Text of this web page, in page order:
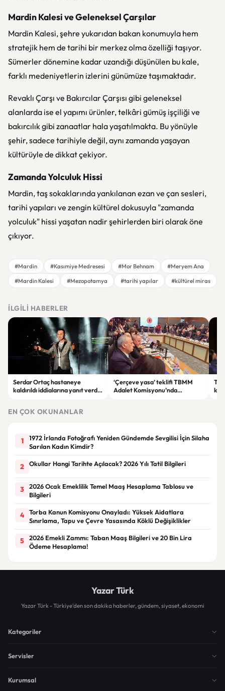
Mardin Kalesi ve Geleneksel Çarşılar
Mardin Kalesi, şehre yukarıdan bakan konumuyla hem
stratejik hem de tarihi bir merkez olma özelliği taşıyor.
Sümerler dönemine kadar uzandığı düşünülen bu kale,
farklı medeniyetlerin izlerini günümüze taşımaktadır.
Revaklı Çarşı ve Bakırcılar Çarşısı gibi geleneksel
alanlarda ise el yapımı ürünler, telkâri gümüş işçiliği ve
bakırcılık gibi zanaatlar hala yaşatılmakta. Bu yönüyle
şehir, sadece tarihiyle değil, aynı zamanda yaşayan
kültürüyle de dikkat çekiyor.
Zamanda Yolculuk Hissi
Mardin, taş sokaklarında yankılanan ezan ve çan sesleri,
tarihi yapıları ve zengin kültürel dokusuyla "zamanda
yolculuk" hissi yaşatan nadir şehirlerden biri olarak öne
çıkıyor.
#Mardin #Kasımiye Medresesi #Mor Behnam
#Meryem Ana
#Mardin Kalesi
#Mezopotamya #tarihi yapılar #kültürel miras
İLGILI HABERLER
Serdar Ortaç hastaneye
kaldırıldı iddialarına yanıt verdi:
‘Çerçeve yasa’ teklifi TBMM
Adalet Komisyonu’nda
EN ÇOK OKUNANLAR
1
1972 İrlanda Fotoğrafı Yeniden Gündemde Sevgilisi İçin Silaha
Sarılan Kadın Kimdir?
2 Okullar Hangi Tarihte Açılacak? 2026 Yılı Tatil Bilgileri
3
2026 Ocak Emeklilik Temel Maaş Hesaplama Tablosu ve
Bilgileri
4
Torba Kanun Komisyonu Onayladı: Yüksek Aidatlara
Sınırlama, Tapu ve Çevre Yasasında Köklü Değişiklikler
5
2026 Emekli Zammı: Taban Maaş Bilgileri ve 20 Bin Lira
Ödeme Hesaplama!
Yazar Türk
Yazar Türk - Türkiye'den son dakika haberler, gündem, siyaset, ekonomi
Kategoriler
Servisler
Kurumsal